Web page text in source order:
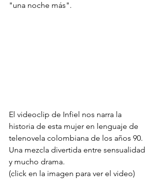
"una noche más".
El videoclip de Infiel nos narra la
historia de esta mujer en lenguaje de
telenovela colombiana de los años 90.
Una mezcla divertida entre sensualidad
y mucho drama.
(click en la imagen para ver el video)